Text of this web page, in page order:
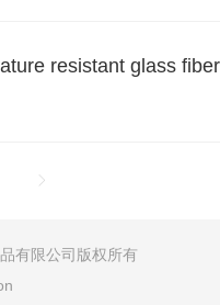
resistant glass fiber
有限公司 版权所有